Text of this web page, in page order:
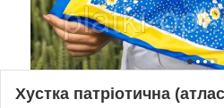
Хустка патріотична